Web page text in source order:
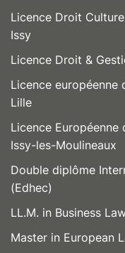
Licence Droit
Issy
Licence Droit &
Licence européenne
Lille
Licence Européenne
Issy-les-Moulineaux
Double diplôme
(Edhec)
LL.M. in Business
Master in European